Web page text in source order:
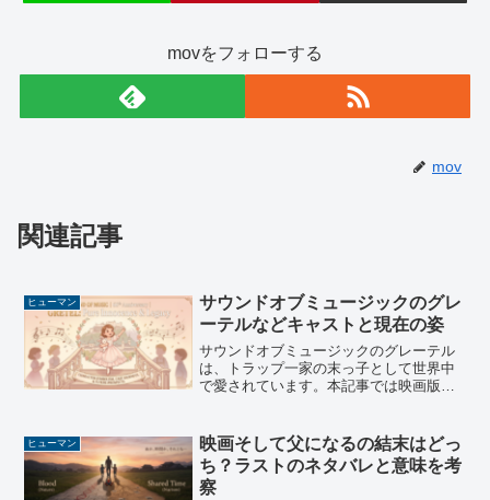
movをフォローする
mov
関連記事
ヒューマン
サウンドオブミュージックのグレ
ーテルなどキャストと現在の姿
サウンドオブミュージックのグレーテル
は、トラップ一家の末っ子として世界中
で愛されています。本記事では映画版キ
介。サウンドオブミュージックのグレー
テルについて深く知りたい方は必見！公
開60周年の最新情報も満載。
ヒューマン
映画そして父になるの結末はどっ
ち？ラストのネタバレと意味を考
察